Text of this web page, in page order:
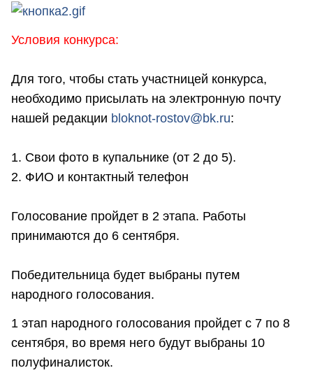
Условия конкурса:
Для того, чтобы стать участницей конкурса,
необходимо присылать на электронную почту
нашей редакции bloknot-rostov@bk.ru:
1. Свои фото в купальнике (от 2 до 5).
2. ФИО и контактный телефон
Голосование пройдет в 2 этапа. Работы
принимаются до 6 сентября.
Победительница будет выбраны путем
народного голосования.
1 этап народного голосования пройдет с 7 по 8
сентября, во время него будут выбраны 10
полуфиналисток.